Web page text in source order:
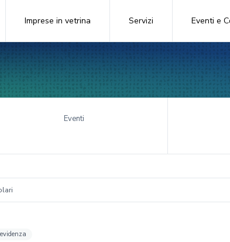
Imprese in vetrina Servizi Eventi e
Eventi